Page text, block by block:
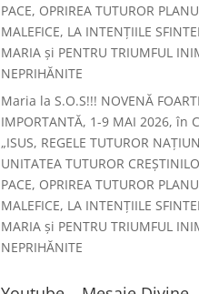
PACE, OPRIREA TUTUROR
MALEFICE, LA INTENȚIILE
MARIA și PENTRU TRIUMFUL
NEPRIHĂNITE
Maria la S.O.S!!! NOVENĂ
IMPORTANTĂ, 1-9 MAI 2026, în
„ISUS, REGELE TUTUROR
UNITATEA TUTUROR
PACE, OPRIREA TUTUROR
MALEFICE, LA INTENȚIILE
MARIA și PENTRU TRIUMFUL
NEPRIHĂNITE